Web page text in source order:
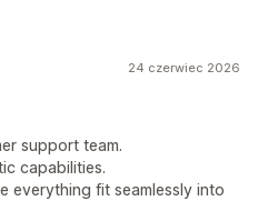
24 czerwiec 2026
support team.
capabilities.
everything fit seamlessly into